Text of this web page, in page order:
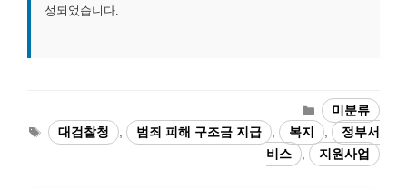
성되었습니다.
카
테
고
리
미분류
태
그
대검찰청 , 범죄 피해 구조금 지급 , 복지 ,
정부서
비스
, 지원사업